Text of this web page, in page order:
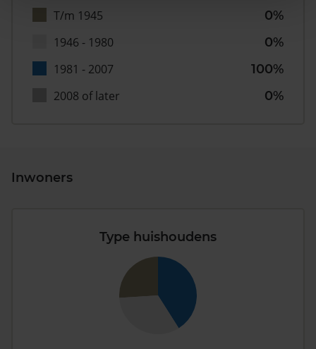
T/m 1945
0%
1946 - 1980
0%
1981 - 2007
100%
2008 of later
0%
Inwoners
Type huishoudens